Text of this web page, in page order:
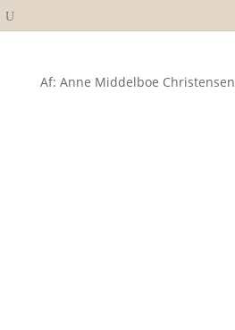
Af: Anne Middelboe Christensen